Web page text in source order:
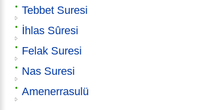
Tebbet Suresi
İhlas Sûresi
Felak Suresi
Nas Suresi
Amenerrasulü